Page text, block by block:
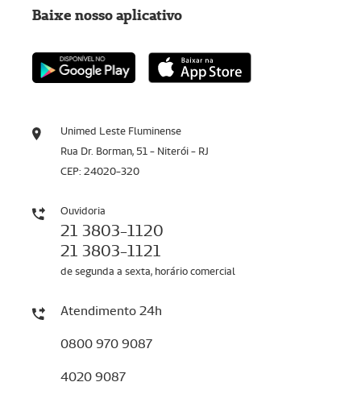
Unimed Leste Fluminense
Rua Dr. Borman, 51 - Niterói - RJ
CEP: 24020-320
Ouvidoria
21 3803-1120
21 3803-1121
de segunda a sexta, horário comercial
Atendimento 24h
0800 970 9087
4020 9087
Baixe nosso aplicativo